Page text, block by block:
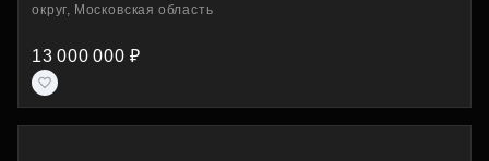
округ, Московская область
13 000 000 ₽